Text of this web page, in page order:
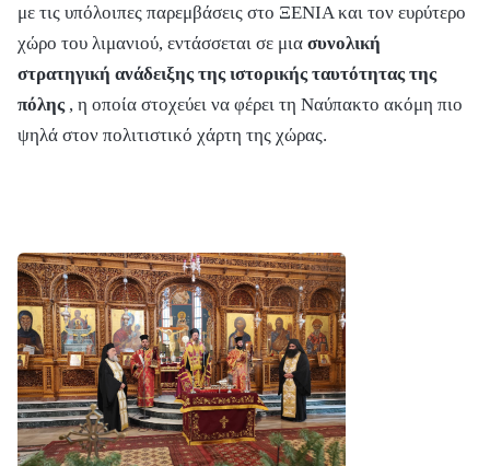
με τις υπόλοιπες παρεμβάσεις στο ΞΕΝΙΑ και τον ευρύτερο
χώρο του λιμανιού, εντάσσεται σε μια συνολική
στρατηγική ανάδειξης της ιστορικής ταυτότητας της
πόλης , η οποία στοχεύει να φέρει τη Ναύπακτο ακόμη πιο
ψηλά στον πολιτιστικό χάρτη της χώρας.